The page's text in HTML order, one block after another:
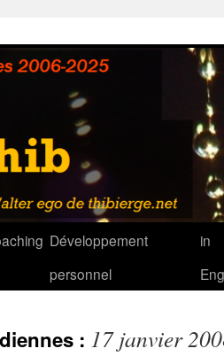
Développement
personnel
in
: 17 janvier